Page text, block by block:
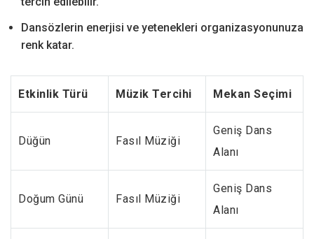
Dansözlerin enerjisi ve yetenekleri organizasyonunuza
renk katar.
Etkinlik Türü Müzik Tercihi Mekan Seçimi
Düğün Fasıl Müziği
Geniş Dans
Alanı
Doğum Günü Fasıl Müziği
Geniş Dans
Alanı